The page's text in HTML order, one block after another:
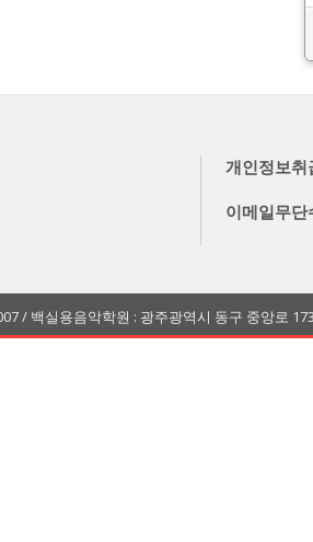
개인정보취
이메일무단
/ 백실용음악학원 : 광주광역시 동구 중앙로